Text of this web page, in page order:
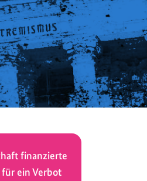
finanzierte
ein Verbot